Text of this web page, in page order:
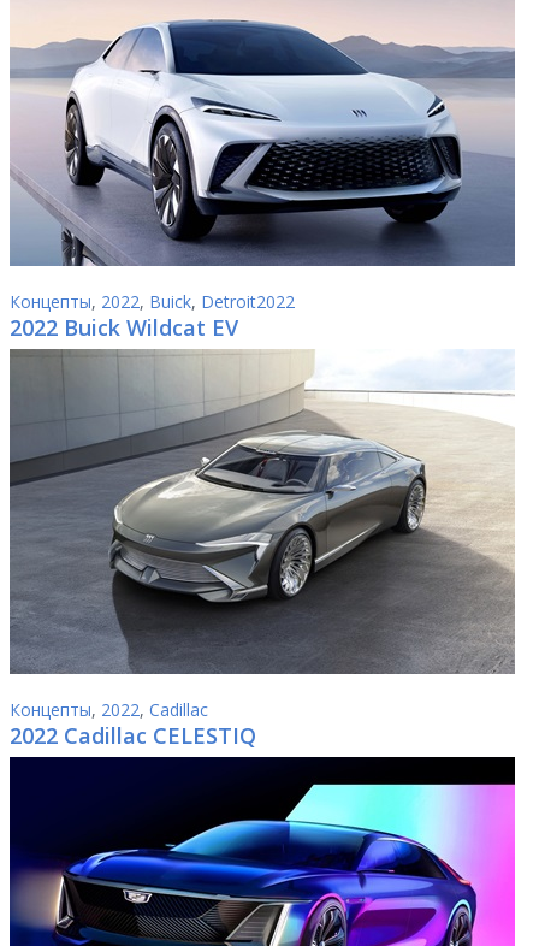
Концепты, 2022, Buick, Detroit2022
2022 Buick Wildcat EV
Концепты, 2022, Cadillac
2022 Cadillac CELESTIQ